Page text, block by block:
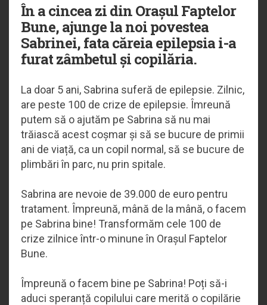
În a cincea zi din Orașul Faptelor
Bune, ajunge la noi povestea
Sabrinei, fata căreia epilepsia i-a
furat zâmbetul și copilăria.
La doar 5 ani, Sabrina suferă de epilepsie. Zilnic,
are peste 100 de crize de epilepsie. Îmreună
putem să o ajutăm pe Sabrina să nu mai
trăiască acest coșmar și să se bucure de primii
ani de viață, ca un copil normal, să se bucure de
plimbări în parc, nu prin spitale.
Sabrina are nevoie de 39.000 de euro pentru
tratament. Împreună, mână de la mână, o facem
pe Sabrina bine! Transformăm cele 100 de
crize zilnice într-o minune în Orașul Faptelor
Bune.
Împreună o facem bine pe Sabrina! Poți să-i
aduci speranță copilului care merită o copilărie